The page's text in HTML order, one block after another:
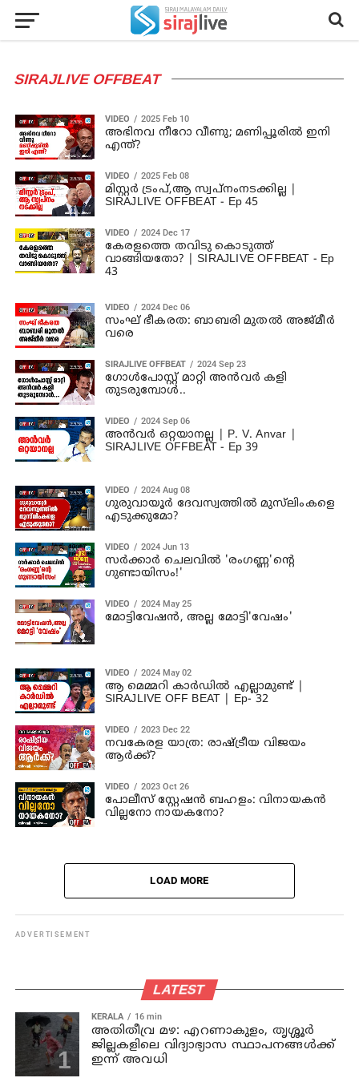
SIRAJLIVE OFFBEAT
VIDEO 2025 Feb 10
അഭിനവ നീറോ വീണു; മണിപ്പൂരിൽ ഇനി
എന്ത്?
VIDEO 2025 Feb 08
മിസ്റ്റർ ട്രംപ്,ആ സ്വപ്നംനടക്കില്ല |
SIRAJLIVE OFFBEAT - Ep 45
VIDEO 2024 Dec 17
കേരളത്തെ തവിടു കൊടുത്ത്
വാങ്ങിയതോ? | SIRAJLIVE OFFBEAT - Ep
43
VIDEO 2024 Dec 06
സംഘ് ഭീകരത: ബാബരി മുതൽ അജ്മീർ
വരെ
SIRAJLIVE OFFBEAT 2024 Sep 23
ഗോൾപോസ്റ്റ് മാറ്റി അൻവർ കളി
തുടരുമ്പോൾ..
VIDEO 2024 Sep 06
അൻവർ ഒറ്റയാനല്ല | P. V. Anvar |
SIRAJLIVE OFFBEAT - Ep 39
VIDEO 2024 Aug 08
ഗുരുവായൂർ ദേവസ്വത്തിൽ മുസ്‌ലിംകളെ
എടുക്കുമോ?
VIDEO 2024 Jun 13
സർക്കാർ ചെലവിൽ 'രംഗണ്ണ'ന്റെ
ഗുണ്ടായിസം!'
VIDEO 2024 May 25
മോട്ടിവേഷൻ, അല്ല മോട്ടി'വേഷം'
VIDEO 2024 May 02
ആ മെമ്മറി കാർഡിൽ എല്ലാമുണ്ട് |
SIRAJLIVE OFF BEAT | Ep- 32
VIDEO 2023 Dec 22
നവകേരള യാത്ര: രാഷ്ട്രീയ വിജയം
ആർക്ക്?
VIDEO 2023 Oct 26
പോലീസ് സ്റ്റേഷൻ ബഹളം: വിനായകൻ
വില്ലനോ നായകനോ?
LOAD MORE
ADVERTISEMENT
LATEST
KERALA 16 min
അതിതീവ്ര മഴ: എറണാകുളം, തൃശ്ശൂർ
ജില്ലകളിലെ വിദ്യാഭ്യാസ സ്ഥാപനങ്ങൾക്ക്
ഇന്ന് അവധി